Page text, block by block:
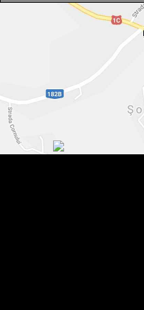
Somcuta